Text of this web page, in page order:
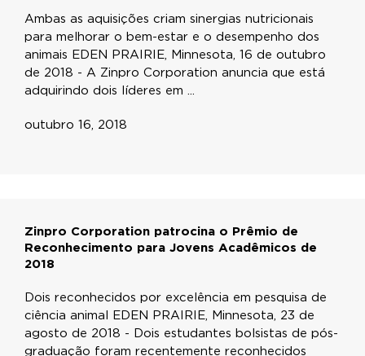
Ambas as aquisições criam sinergias nutricionais
para melhorar o bem-estar e o desempenho dos
animais EDEN PRAIRIE, Minnesota, 16 de outubro
de 2018 - A Zinpro Corporation anuncia que está
adquirindo dois líderes em ...
outubro 16, 2018
Zinpro Corporation patrocina o Prêmio de
Reconhecimento para Jovens Acadêmicos de
2018
Dois reconhecidos por excelência em pesquisa de
ciência animal EDEN PRAIRIE, Minnesota, 23 de
agosto de 2018 - Dois estudantes bolsistas de pós-
graduação foram recentemente reconhecidos